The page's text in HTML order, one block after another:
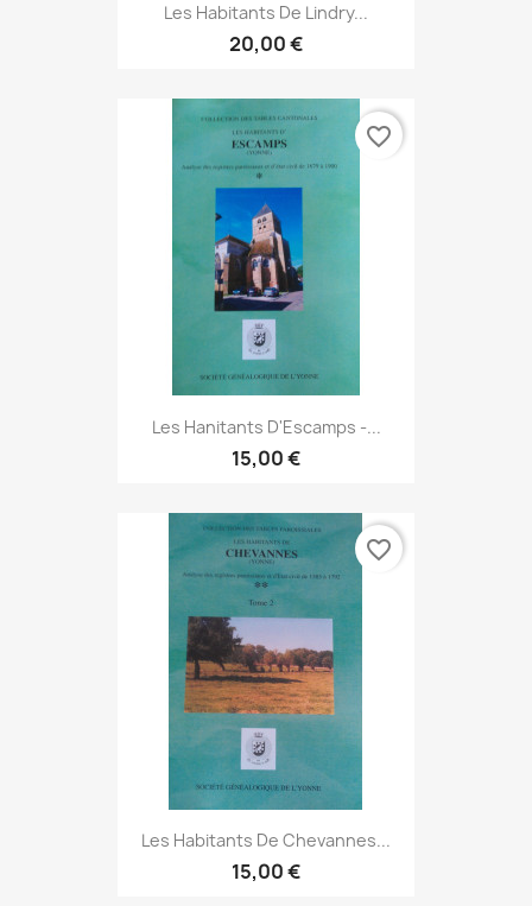
Les Habitants De Lindry...
20,00 €
Les Hanitants D'Escamps -...
15,00 €
favorite_border
Les Habitants De Chevannes...
15,00 €
favorite_border